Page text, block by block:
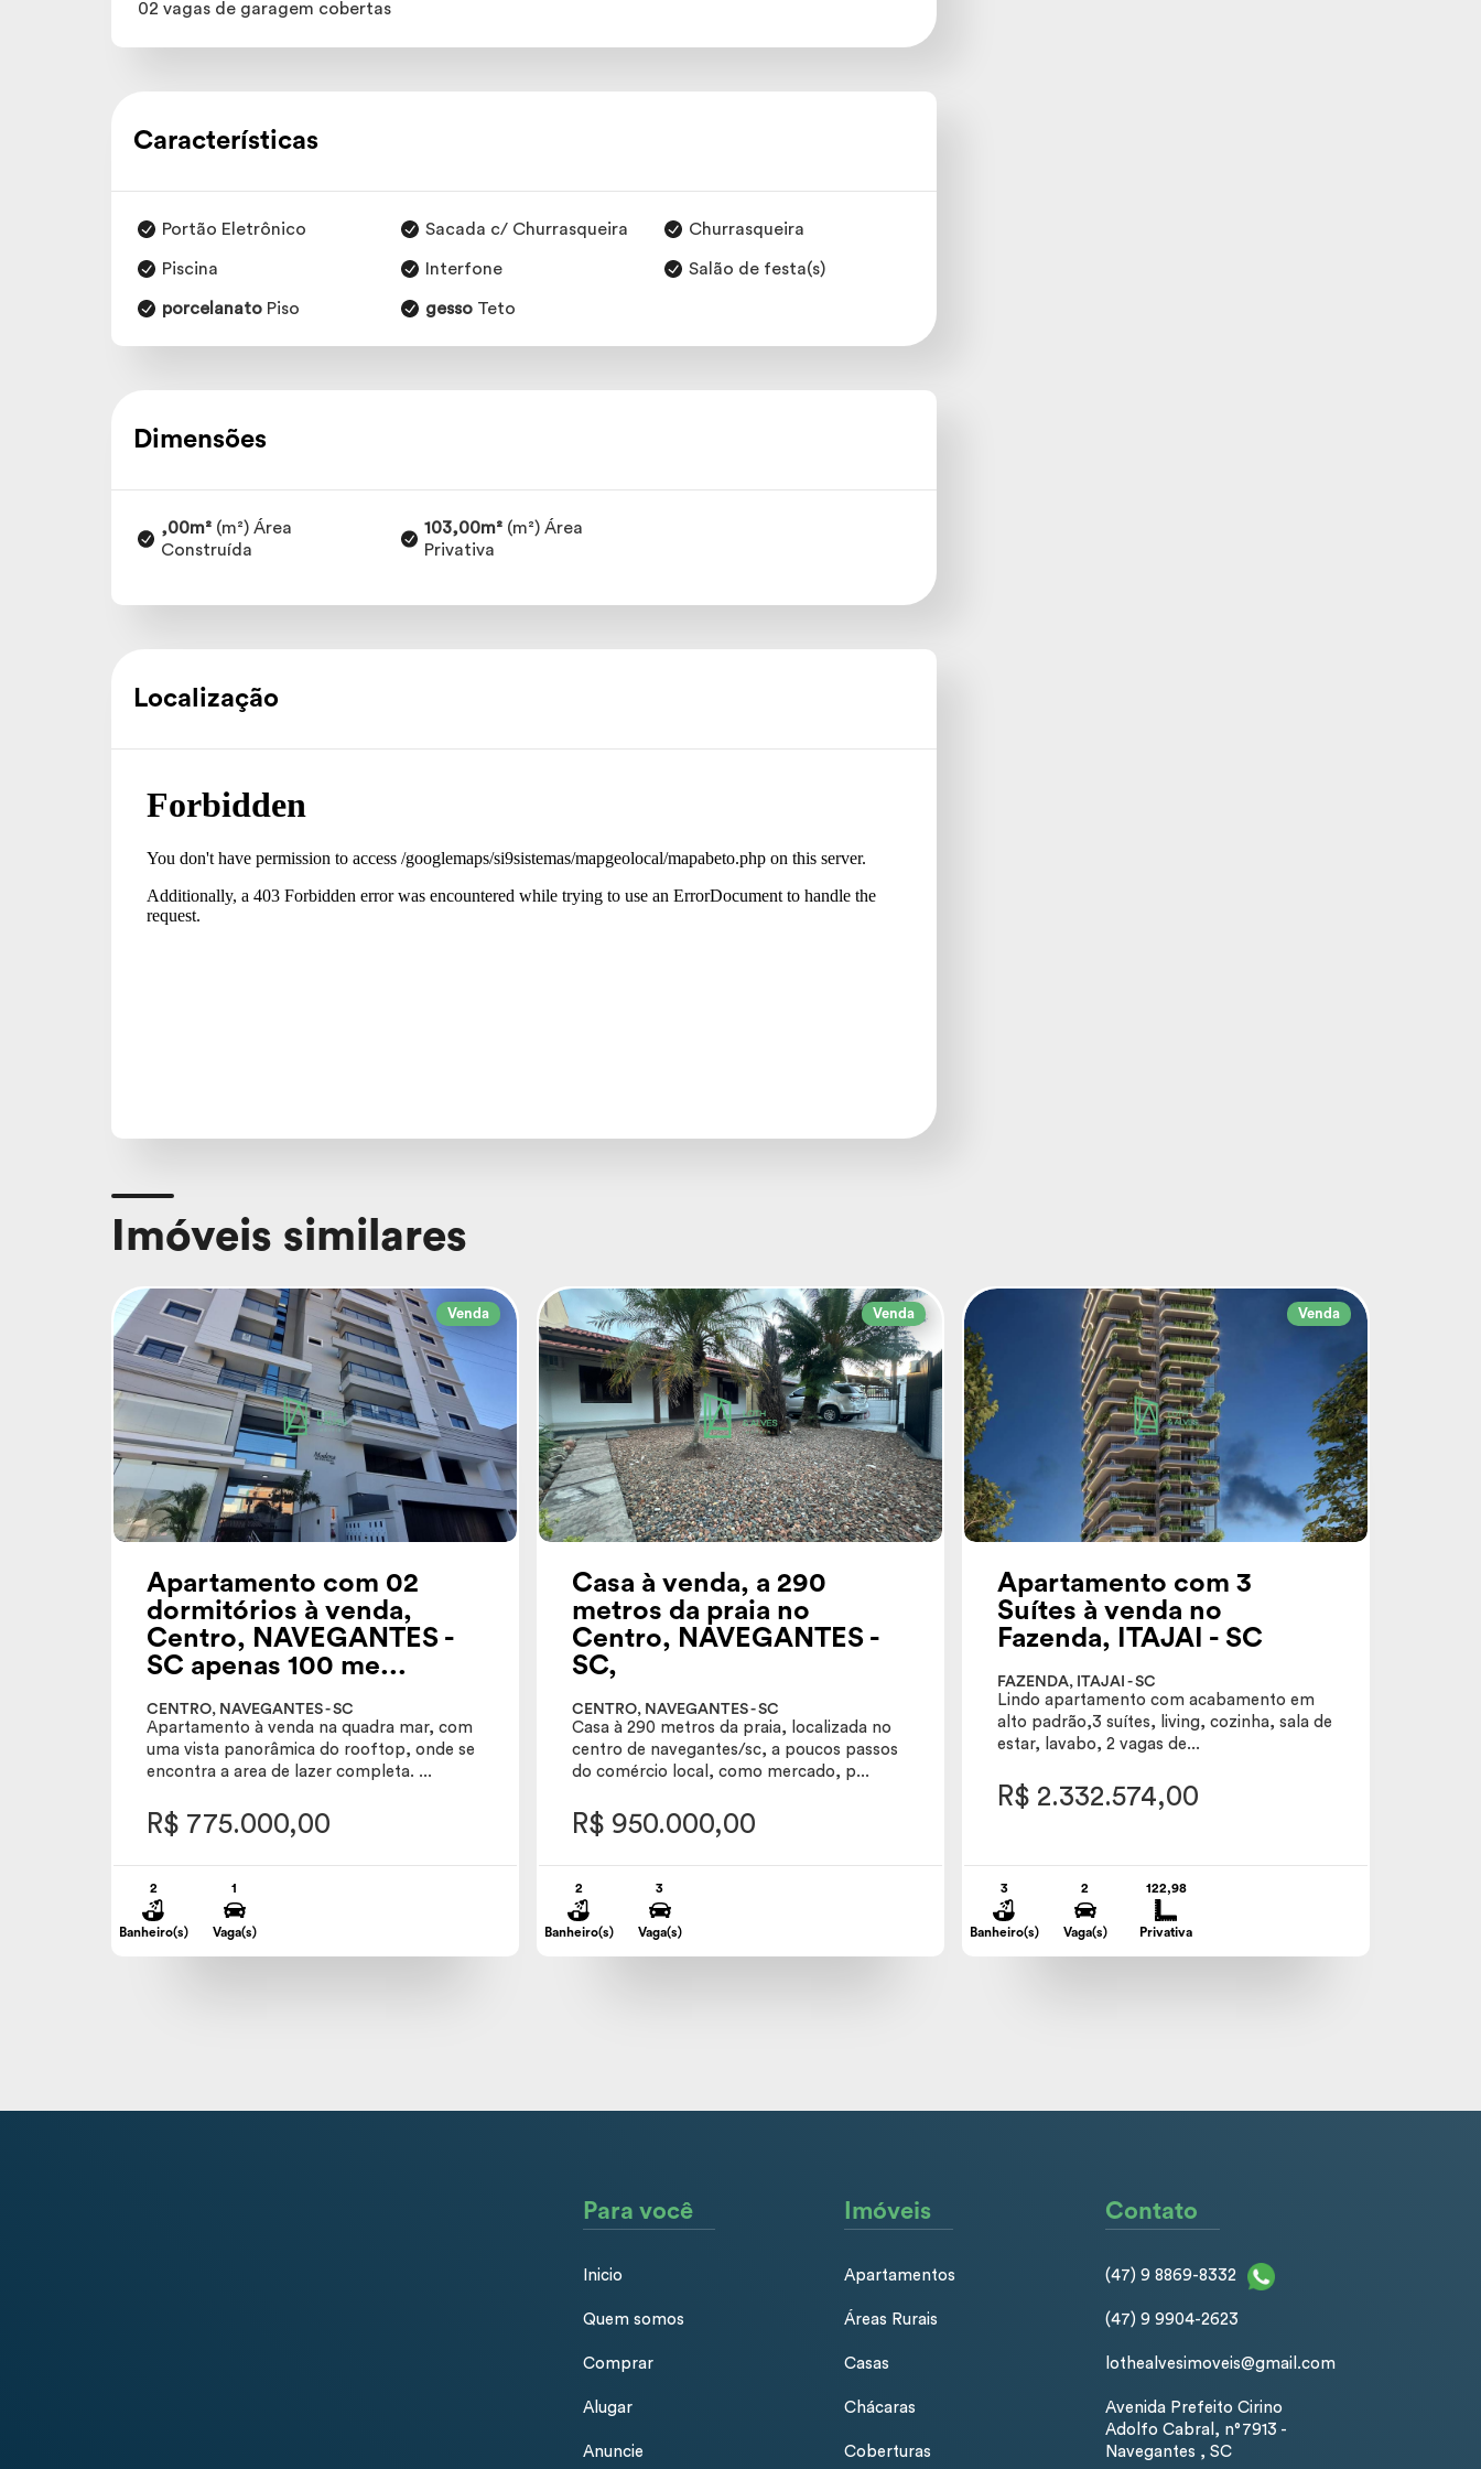
02 vagas de garagem cobertas
Características
Portão Eletrônico Sacada c/ Churrasqueira Churrasqueira
Piscina Interfone Salão de festa(s)
porcelanatoPiso gessoTeto
Dimensões
,00m² (m²) Área
Construída
103,00m² (m²) Área
Privativa
Localização
Imóveis similares
Venda
Apartamento com 02
dormitórios à venda,
Centro, NAVEGANTES -
SC apenas 100 me...
CENTRO, NAVEGANTES - SC
Apartamento à venda na quadra mar, com
uma vista panorâmica do rooftop, onde se
encontra a area de lazer completa. ...
R$ 775.000,00
2
Banheiro(s)
1
Vaga(s)
Venda
Casa à venda, a 290
metros da praia no
Centro, NAVEGANTES -
SC,
CENTRO, NAVEGANTES - SC
Casa à 290 metros da praia, localizada no
centro de navegantes/sc, a poucos passos
do comércio local, como mercado, p...
R$ 950.000,00
2
Banheiro(s)
3
Vaga(s)
Venda
Apartamento com 3
Suítes à venda no
Fazenda, ITAJAI - SC
FAZENDA, ITAJAI - SC
Lindo apartamento com acabamento em
alto padrão,3 suítes, living, cozinha, sala de
estar, lavabo, 2 vagas de...
R$ 2.332.574,00
3
Banheiro(s)
2
Vaga(s)
122,98
Privativa
Para você
Inicio
Quem somos
Comprar
Alugar
Anuncie
Imóveis
Apartamentos
Áreas Rurais
Casas
Chácaras
Coberturas
Contato
(47) 9 8869-8332
(47) 9 9904-2623
lothealvesimoveis@gmail.com
Avenida Prefeito Cirino
Adolfo Cabral, n°7913 -
Navegantes , SC